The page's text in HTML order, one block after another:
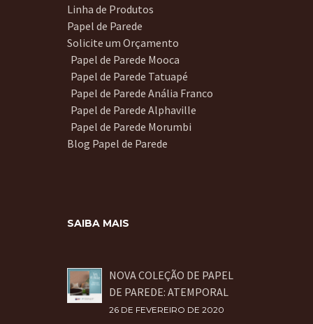
Linha de Produtos
Papel de Parede
Solicite um Orçamento
Papel de Parede Mooca
Papel de Parede Tatuapé
Papel de Parede Anália Franco
Papel de Parede Alphaville
Papel de Parede Morumbi
Blog Papel de Parede
SAIBA MAIS
NOVA COLEÇÃO DE PAPEL
DE PAREDE: ATEMPORAL
26 DE FEVEREIRO DE 2020